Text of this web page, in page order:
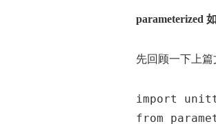
parameterized
先回顾一下上篇
import
from